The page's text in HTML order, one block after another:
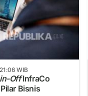
WIB
OffInfraCo
Bisnis